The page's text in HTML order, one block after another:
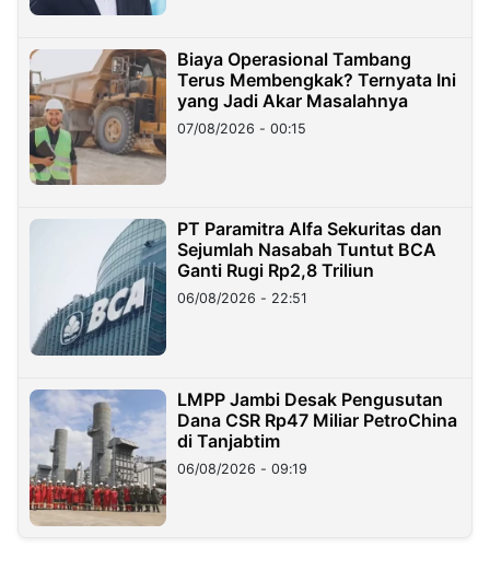
Biaya Operasional Tambang
Terus Membengkak? Ternyata Ini
yang Jadi Akar Masalahnya
07/08/2026 - 00:15
PT Paramitra Alfa Sekuritas dan
Sejumlah Nasabah Tuntut BCA
Ganti Rugi Rp2,8 Triliun
06/08/2026 - 22:51
LMPP Jambi Desak Pengusutan
Dana CSR Rp47 Miliar PetroChina
di Tanjabtim
06/08/2026 - 09:19